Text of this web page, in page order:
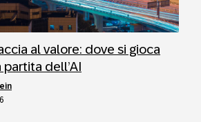
al valore: dove si gioca
dell’AI